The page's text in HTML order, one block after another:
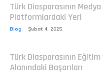
Türk Diasporasının
Platformlardaki Yeri
Blog Şubat 4, 2025
Türk Diasporasının
Alanındaki Başarıları